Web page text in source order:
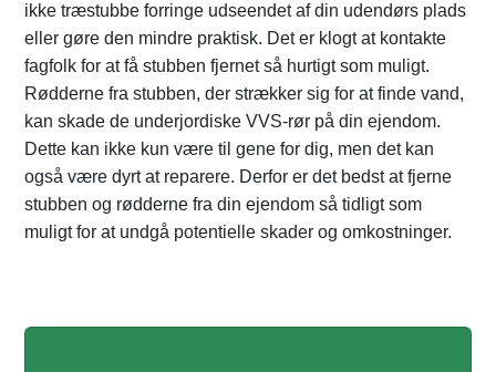
ikke træstubbe forringe udseendet af din udendørs plads
eller gøre den mindre praktisk. Det er klogt at kontakte
fagfolk for at få stubben fjernet så hurtigt som muligt.
Rødderne fra stubben, der strækker sig for at finde vand,
kan skade de underjordiske VVS-rør på din ejendom.
Dette kan ikke kun være til gene for dig, men det kan
også være dyrt at reparere. Derfor er det bedst at fjerne
stubben og rødderne fra din ejendom så tidligt som
muligt for at undgå potentielle skader og omkostninger.